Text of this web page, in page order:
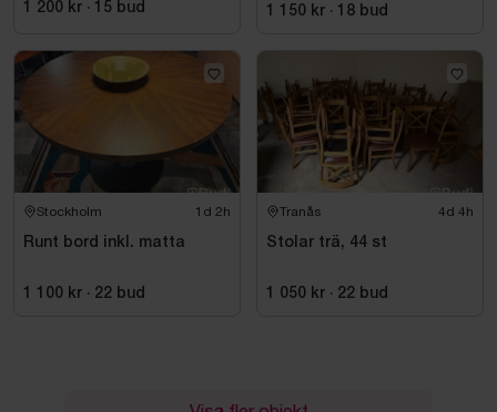
1 200 kr · 15 bud 1 150 kr · 18 bud
Stockholm 1d 2h
Runt bord inkl. matta
1 100 kr · 22 bud
Tranås 4d 4h
Stolar trä, 44 st
1 050 kr · 22 bud